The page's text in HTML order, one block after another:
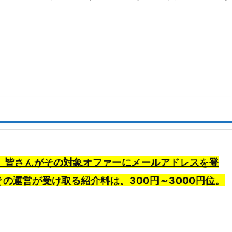
さんがその対象オファーにメールアドレスを登
運営が受け取る紹介料は、300円～3000円位。